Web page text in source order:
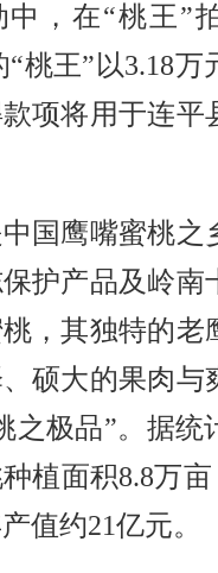
中，在“桃王”
“桃王”以3.18万
项将用于连平
国鹰嘴蜜桃之
护产品及岭南
，其独特的老
硕大的果肉与
之极品”。据统
植面积8.8万
值约21亿元。